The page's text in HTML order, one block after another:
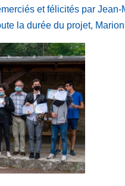
et félicités par
la durée du projet,